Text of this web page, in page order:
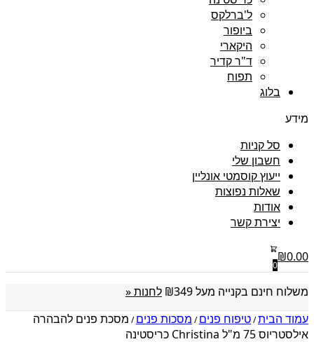
ל'ברלקס
ביופור
היקארי
ד"ר קדיר
תפוח
בלוג
מידע
סל קניות
חשבון שלי
ייעוץ קוסמטי אונליין
שאלות נפוצות
אודות
יצירת קשר
₪0.00
0
משלוח חינם בקנייה מעל ₪349
לחנות «
עמוד הבית/טיפוח פנים/ מסכות פנים/ מסכת פנים להבהרה
אילסטריוס 75 מ"ל Christina כריסטינה